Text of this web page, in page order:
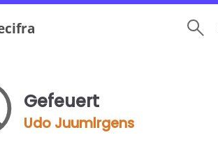
Gefeuert
Udo Juumlrgens